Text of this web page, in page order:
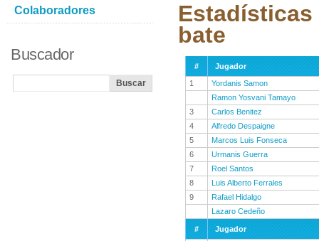
Estadísticas
bate
#
Jugador
1
Yordanis Samon
Ramon Yosvani Tamayo
3
Carlos Benitez
4
Alfredo Despaigne
5
Marcos Luis Fonseca
6
Urmanis Guerra
7
Roel Santos
8
Luis Alberto Ferrales
9
Rafael Hidalgo
Lazaro Cedeño
#
Jugador
Colaboradores
Buscador